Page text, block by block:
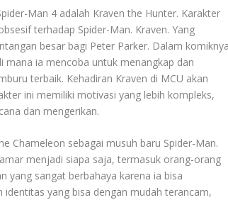
Man 4 adalah Kraven the Hunter. Karakter
terhadap Spider-Man. Kraven. Yang
besar bagi Peter Parker. Dalam
mana ia mencoba untuk menangkap dan
terbaik. Kehadiran Kraven di MCU akan
ini memiliki motivasi yang lebih kompleks,
dan mengerikan.
Chameleon sebagai musuh baru Spider-Man.
menjadi siapa saja, termasuk orang-orang
yang sangat berbahaya karena ia bisa
yang bisa dengan mudah terancam,